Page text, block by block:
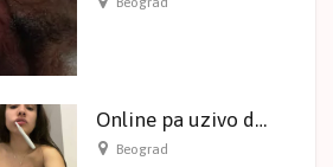
Online pa uzivo druzenje!
Beograd